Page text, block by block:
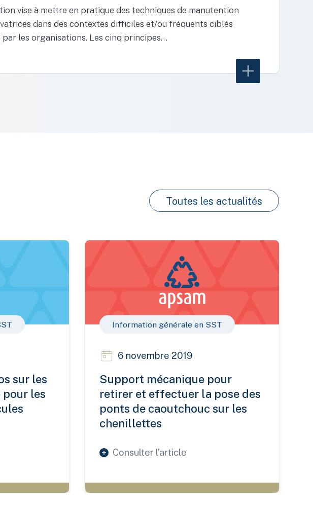
vise à mettre en pratique des techniques de manutention
dans des contextes difficiles et/ou fréquents ciblés
les organisations. Les cinq principes…
Learn More
Toutes les actualités
de siège pour les conducteurs de véhicules lourds
sur les
pour les
Support mécanique pour retirer et effectuer la pose des
Information générale en SST
6 novembre 2019
Support mécanique pour
retirer et effectuer la pose des
ponts de caoutchouc sur les
chenillettes
Consulter l’article